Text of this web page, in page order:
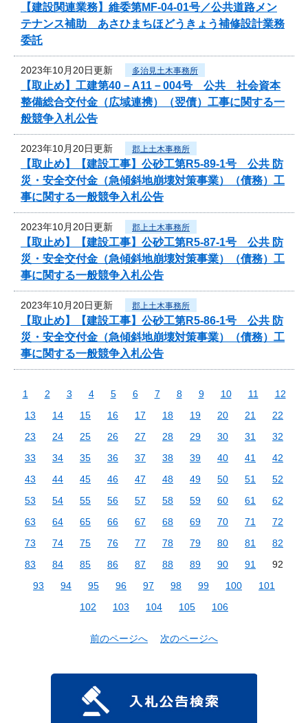
【建設関連業務】維委第MF-04-01号／公共道路メン
テナンス補助 あさひまちほどうきょう補修設計業務
委託
2023年10月20日更新 多治見土木事務所
【取止め】工建第40－A11－004号 公共 社会資本
整備総合交付金（広域連携）（翌債）工事に関する一
般競争入札公告
2023年10月20日更新 郡上土木事務所
【取止め】【建設工事】公砂工第R5-89-1号 公共 防
災・安全交付金（急傾斜地崩壊対策事業）（債務）工
事に関する一般競争入札公告
2023年10月20日更新 郡上土木事務所
【取止め】【建設工事】公砂工第R5-87-1号 公共 防
災・安全交付金（急傾斜地崩壊対策事業）（債務）工
事に関する一般競争入札公告
2023年10月20日更新 郡上土木事務所
【取止め】【建設工事】公砂工第R5-86-1号 公共 防
災・安全交付金（急傾斜地崩壊対策事業）（債務）工
事に関する一般競争入札公告
1 2 3 4 5 6 7 8 9 10 11
12
13
14 15 16 17 18 19 20 21
22
23
24 25 26 27 28 29 30 31
32
33
34 35 36 37 38 39 40 41
42
43
44 45 46 47 48 49 50 51
52
53
54 55 56 57 58 59 60 61
62
63
64 65 66 67 68 69 70 71
72
73
74 75 76 77 78 79 80 81
82
83
84 85 86 87 88 89 90 91
92
93
94 95 96 97 98 99 100
101
102
103 104 105 106
前のページへ 次のページへ